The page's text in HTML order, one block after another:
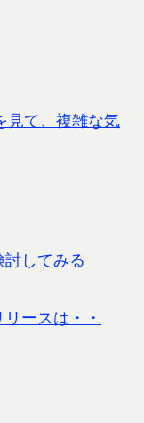
見て、複雑な気
してみる
ースは・・